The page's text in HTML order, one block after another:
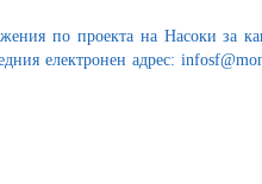
по проекта на Насоки за
електронен адрес: